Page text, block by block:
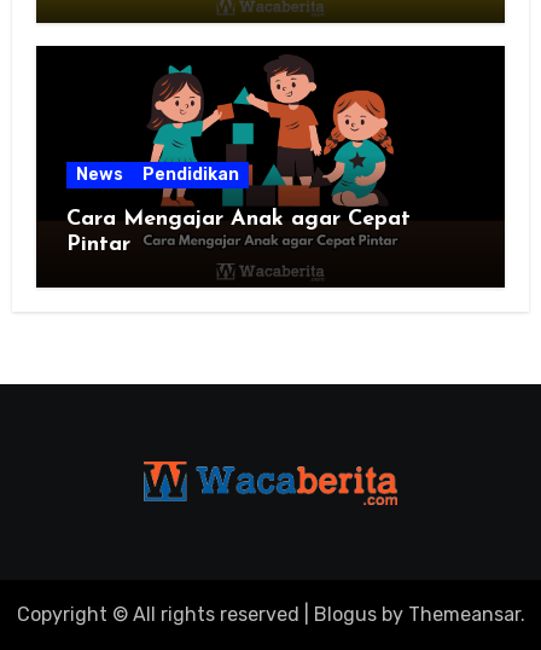
News Pendidikan
Cara Mengajar Anak agar Cepat
Pintar
Copyright © All rights reserved Blogusby Themeansar.